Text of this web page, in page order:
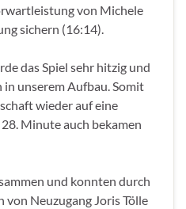
von Michele
sichern (16:14).
das Spiel sehr hitzig und
in unserem Aufbau. Somit
wieder auf eine
Minute auch bekamen
und konnten durch
von Neuzugang Joris Tölle